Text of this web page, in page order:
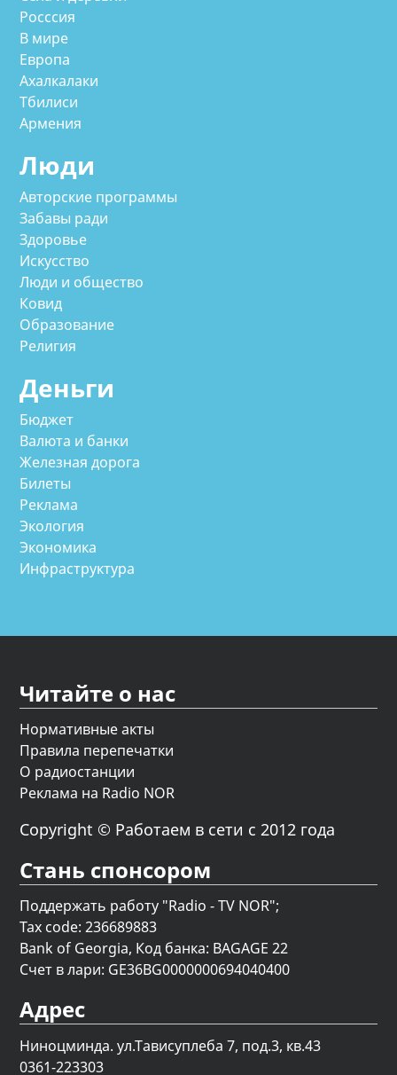
Росссия
В мире
Европа
Ахалкалаки
Тбилиси
Армения
Люди
Авторские программы
Забавы ради
Здоровье
Искусство
Люди и общество
Ковид
Образование
Религия
Деньги
Бюджет
Валюта и банки
Железная дорога
Билеты
Реклама
Экология
Экономика
Инфраструктура
Читайте о нас
Нормативные акты
Правила перепечатки
О радиостанции
Реклама на Radio NOR
Copyright © Работаем в сети с 2012 года
Стань спонсором
Поддержать работу "Radio - TV NOR";
Tax code: 236689883
Bank of Georgia, Код банка: BAGAGE 22
Счет в лари: GE36BG0000000694040400
Адрес
Ниноцминда. ул.Тависуплеба 7, под.3, кв.43
0361-223303